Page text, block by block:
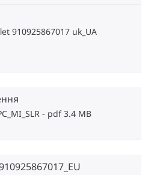
910925867017 uk_UA
pdf 3.4 MB